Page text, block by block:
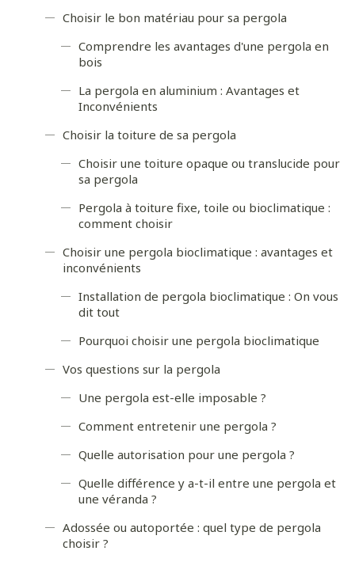
Choisir le bon matériau pour sa pergola
Comprendre les avantages d'une pergola en
bois
La pergola en aluminium : Avantages et
Inconvénients
Choisir la toiture de sa pergola
Choisir une toiture opaque ou translucide pour
sa pergola
Pergola à toiture fixe, toile ou bioclimatique :
comment choisir
Choisir une pergola bioclimatique : avantages et
inconvénients
Installation de pergola bioclimatique : On vous
dit tout
Pourquoi choisir une pergola bioclimatique
Vos questions sur la pergola
Une pergola est-elle imposable ?
Comment entretenir une pergola ?
Quelle autorisation pour une pergola ?
Quelle différence y a-t-il entre une pergola et
une véranda ?
Adossée ou autoportée : quel type de pergola
choisir ?